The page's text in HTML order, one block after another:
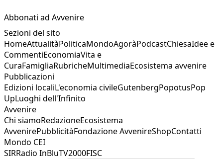
Abbonati ad Avvenire
Sezioni del sito
HomeAttualitàPoliticaMondoAgoràPodcastChiesaIdee e
CommentiEconomiaVita e
CuraFamigliaRubricheMultimediaEcosistema avvenire
Pubblicazioni
Edizioni localiL'economia civileGutenbergPopotusPop
UpLuoghi dell'Infinito
Avvenire
Chi siamoRedazioneEcosistema
AvvenirePubblicitàFondazione AvvenireShopContatti
Mondo CEI
SIRRadio InBluTV2000FISC